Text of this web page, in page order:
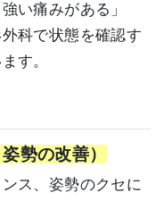
い痛みがある」
科で状態を確認す
す。
勢の改善）
ス、姿勢のクセに